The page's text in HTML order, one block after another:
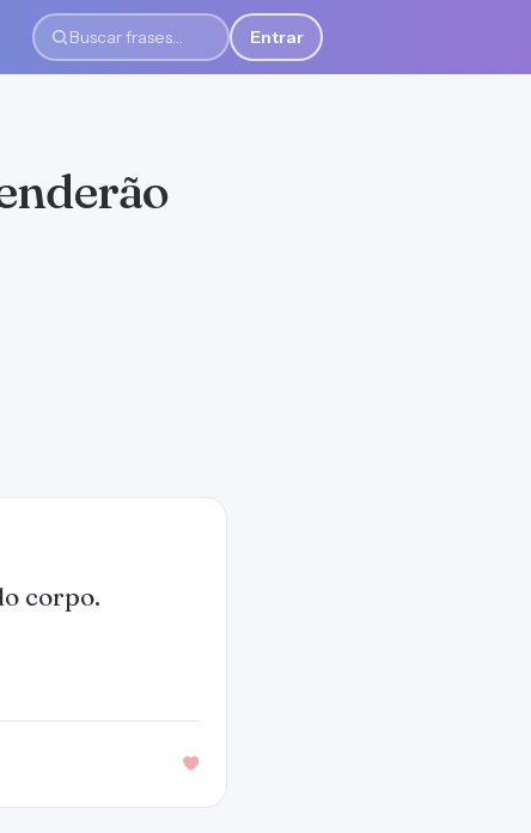
Buscar frases
Entrar
corpo.